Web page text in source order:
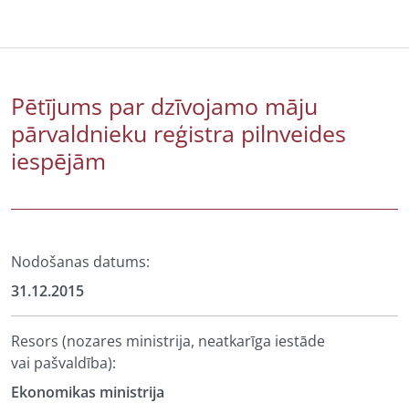
Pētījums par dzīvojamo māju
pārvaldnieku reģistra pilnveides
iespējām
Nodošanas datums:
31.12.2015
Resors (nozares ministrija, neatkarīga iestāde
vai pašvaldība):
Ekonomikas ministrija